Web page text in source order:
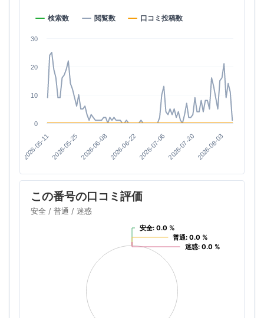
検索数 閲覧数 口コミ投稿数
2026-05-11 2026-05-25 2026-06-08 2026-06-22 2026-07-06 2026-07-20 2026-08-03
0
10
20
30
この番号の口コミ評価
安全 / 普通 / 迷惑
安全: 0.0 %
安全: 0.0 %
普通: 0.0 %
普通: 0.0 %
迷惑: 0.0 %
迷惑: 0.0 %